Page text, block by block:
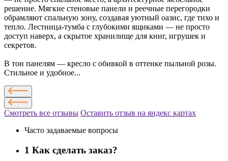
решение. Мягкие стеновые панели и реечные перегородки
обрамляют спальную зону, создавая уютный оазис, где тихо и
тепло. Лестница-тумба с глубокими ящиками — не просто
доступ наверх, а скрытое хранилище для книг, игрушек и
секретов.
В тон панелям — кресло с обивкой в оттенке пыльной розы.
Стильное и удобное...
Смотреть все отзывы Оставить отзыв на яндекс картах
Часто задаваемые вопросы
1 Как сделать заказ?